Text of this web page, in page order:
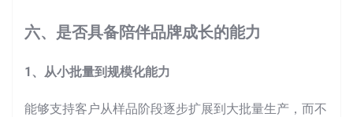
六、是否具备陪伴品牌成长的能力
1、从小批量到规模化能力
能够支持客户从样品阶段逐步扩展到大批量生产，而不